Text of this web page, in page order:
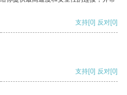
支持[0] 反对[0]
支持[0] 反对[0]